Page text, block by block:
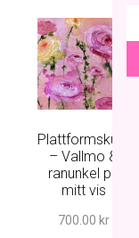
Plattformskurs
– Vallmo &
ranunkel på
mitt vis
700.00 kr